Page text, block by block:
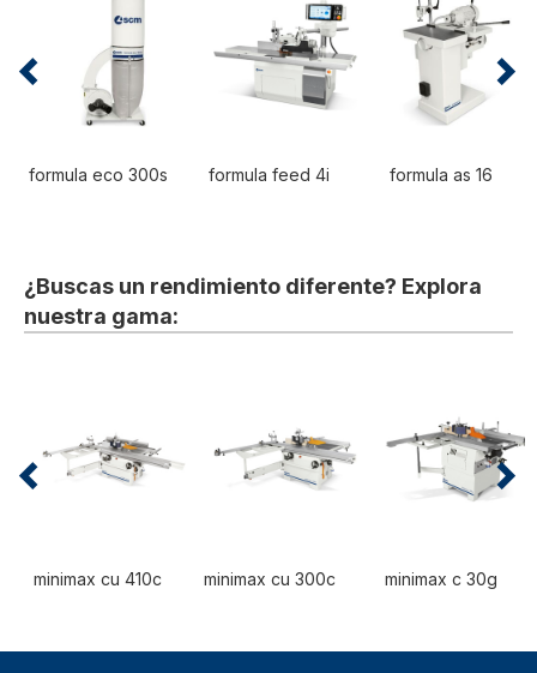
formula eco 300s formula feed 4i formula as 16
¿Buscas un rendimiento diferente? Explora
nuestra gama:
minimax cu 410c minimax cu 300c minimax c 30g